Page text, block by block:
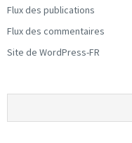
Flux des publications
Flux des commentaires
Site de WordPress-FR